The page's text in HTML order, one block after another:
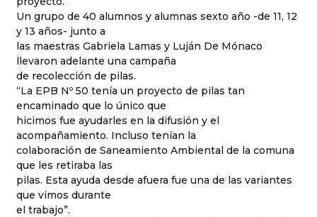
Un grupo de 40 alumnos y alumnas sexto año -de 11, 12
y 13 años- junto a
las maestras Gabriela Lamas y Luján De Mónaco
llevaron adelante una campaña
de recolección de pilas.
“La EPB Nº 50 tenía un proyecto de pilas tan
encaminado que lo único que
hicimos fue ayudarles en la difusión y el
acompañamiento. Incluso tenían la
colaboración de Saneamiento Ambiental de la comuna
que les retiraba las
pilas. Esta ayuda desde afuera fue una de las variantes
que vimos durante
el trabajo”.